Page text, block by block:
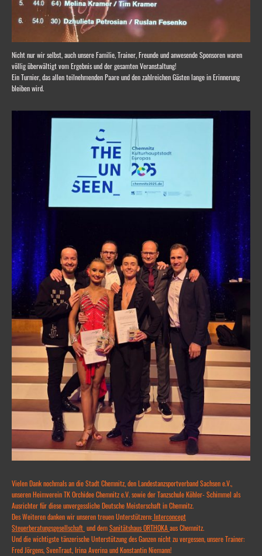
Nicht nur wir selbst, auch unsere Familie, Trainer, Freunde und anwesende Sponsoren waren
völlig überwältigt vom Ergebnis und der gesamten Veranstaltung!
Ein Turnier, das allen teilnehmenden Paare und den zahlreichen Gästen lange in Erinnerung
bleiben wird.
Vielen Dank nochmals an die Stadt Chemnitz, den Landestanzsportverband Sachsen e.V.,
unseren Heimverein TK Orchidee Chemnitz e.V. sowie der Tanzschule Köhler- Schimmel als
Ausrichter für diese unvergessliche Deutsche Meisterschaft in Chemnitz.
Des Weiteren danken wir unseren treuen Unterstützern:Interconcept
Steuerberatungsgesellschaft und demSanitätshaus ORTHOKAaus Chemnitz.
Und die wichtigste tänzerische Unterstützung des Ganzen nicht zu vergessen, unsere Trainer:
Fred Jörgens, SvenTraut, Irina Averina und Konstantin Niemann!